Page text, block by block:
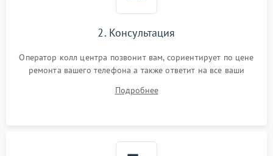
2. Консультация
Оператор колл центра позвонит вам, сориентирует по цене
ремонта вашего телефона а также ответит на все ваши
Подробнее